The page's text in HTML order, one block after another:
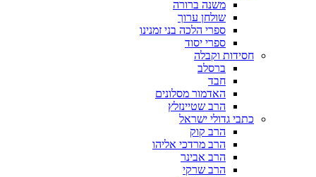
משנה ברורה
שולחן ערוך
ספרי הלכה בני זמנינו
ספרי יסוד
חסידות וקבלה
ברסלב
חבד
האדמור מסלונים
הרב שטיינזלץ
כתבי גדולי ישראל
הרב קוק
הרב מרדכי אליהו
הרב אבינר
הרב שרקי